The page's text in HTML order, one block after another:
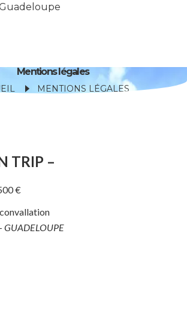
Mentions légales
MENTIONS LÉGALES
TRIP –
€
GUADELOUPE